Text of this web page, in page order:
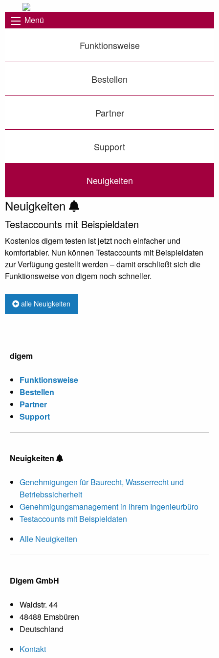
Menü
Funktionsweise
Bestellen
Partner
Support
Neuigkeiten
Neuigkeiten
Testaccounts mit Beispieldaten
Kostenlos digem testen ist jetzt noch einfacher und
komfortabler. Nun können Testaccounts mit Beispieldaten
zur Verfügung gestellt werden – damit erschließt sich die
Funktionsweise von digem noch schneller.
alle Neuigkeiten
digem
Funktionsweise
Bestellen
Partner
Support
Neuigkeiten
Genehmigungen für Baurecht, Wasserrecht und
Betriebssicherheit
Genehmigungsmanagement in Ihrem Ingenieurbüro
Testaccounts mit Beispieldaten
Alle Neuigkeiten
Digem GmbH
Waldstr. 44
48488 Emsbüren
Deutschland
Kontakt